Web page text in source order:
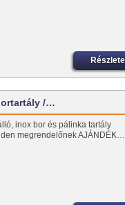
/…
inox bor és pálinka tartály
megrendelőnek AJÁNDÉK…